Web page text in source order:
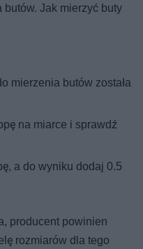
Jak mierzyć buty
mierzenia butów została
na miarce i sprawdź
a do wyniku dodaj 0.5
producent powinien
rozmiarów dla tego